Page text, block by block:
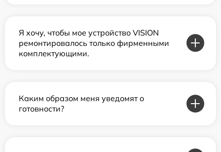
Я хочу, чтобы мое устройство VISION
ремонтировалось только фирменными
комплектующими.
Каким образом меня уведомят о
готовности?